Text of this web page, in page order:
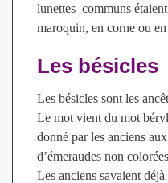
lunettes communs
maroquin, en corne ou en
Les bésicles
Les bésicles sont les
Le mot vient du mot
donné par les anciens
d’émeraudes non
Les anciens savaient